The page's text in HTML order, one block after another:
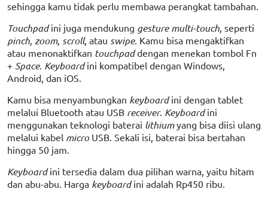
sehingga kamu tidak perlu membawa perangkat tambahan.
Touchpadini juga mendukung gesture multi-touch, seperti
pinch, zoom, scroll, atau swipe. Kamu bisa mengaktifkan
atau menonaktifkan touchpaddengan menekan tombol Fn
+ Space. Keyboardini kompatibel dengan Windows,
Android, dan iOS.
Kamu bisa menyambungkan keyboardini dengan tablet
melalui Bluetooth atau USB receiver. Keyboardini
menggunakan teknologi baterai lithiumyang bisa diisi ulang
melalui kabel micro USB. Sekali isi, baterai bisa bertahan
hingga 50 jam.
Keyboardini tersedia dalam dua pilihan warna, yaitu hitam
dan abu-abu. Harga keyboardini adalah Rp450 ribu.